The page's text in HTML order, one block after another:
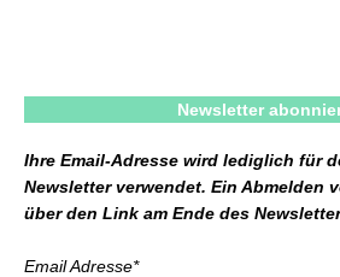
Newsletter
Ihre Email-Adresse wird lediglich für
Newsletter verwendet. Ein Abmelden
über den Link am Ende des
Email Adresse*